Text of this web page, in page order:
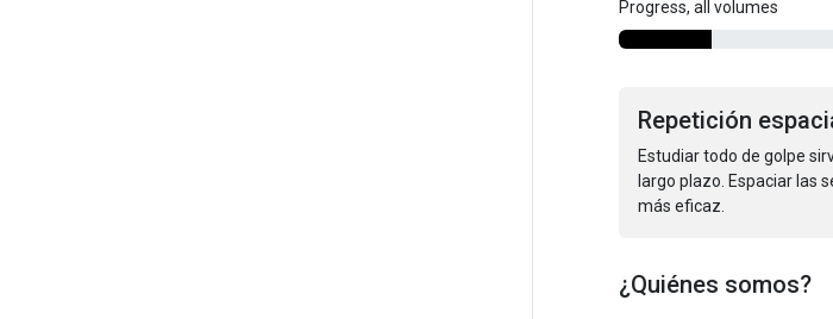
Progress, all volumes
Repetición
Estudiar todo de golpe
largo plazo. Espaciar las
más eficaz.
¿Quiénes somos?